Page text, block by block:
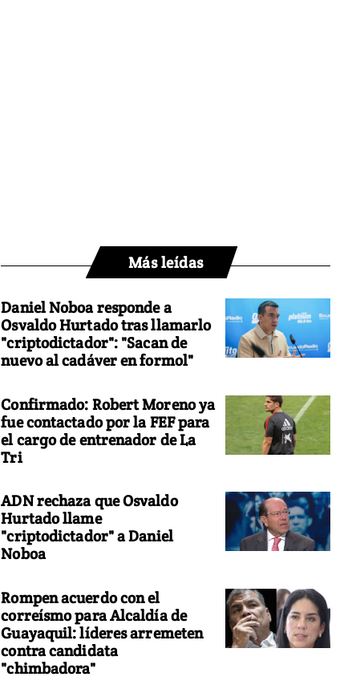
Más leídas
Daniel Noboa responde a
Osvaldo Hurtado tras llamarlo
"criptodictador": "Sacan de
nuevo al cadáver en formol"
Confirmado: Robert Moreno ya
fue contactado por la FEF para
el cargo de entrenador de La
Tri
ADN rechaza que Osvaldo
Hurtado llame
"criptodictador" a Daniel
Noboa
Rompen acuerdo con el
correísmo para Alcaldía de
Guayaquil: líderes arremeten
contra candidata
"chimbadora"